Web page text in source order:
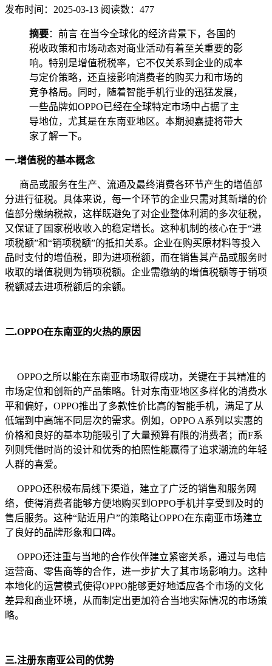
发布时间：2025-03-13 阅读数：477
摘要：前言 在当今全球化的经济背景下，各国的
税收政策和市场动态对商业活动有着至关重要的影
响。特别是增值税税率，它不仅关系到企业的成本
与定价策略，还直接影响消费者的购买力和市场的
竞争格局。同时，随着智能手机行业的迅猛发展，
一些品牌如OPPO已经在全球特定市场中占据了主
导地位，尤其是在东南亚地区。本期昶嘉捷将带大
家了解一下。
一.增值税的基本概念
商品或服务在生产、流通及最终消费各环节产生的增值部
分进行征税。具体来说，每一个环节的企业只需对其新增的价
值部分缴纳税款，这样既避免了对企业整体利润的多次征税，
又保证了国家税收收入的稳定增长。这种机制的核心在于“进
项税额”和“销项税额”的抵扣关系。企业在购买原材料等投入
品时支付的增值税，即为进项税额，而在销售其产品或服务时
收取的增值税则为销项税额。企业需缴纳的增值税额等于销项
税额减去进项税额后的余额。
二.OPPO在东南亚的火热的原因
OPPO之所以能在东南亚市场取得成功，关键在于其精准的
市场定位和创新的产品策略。针对东南亚地区多样化的消费水
平和偏好，OPPO推出了多款性价比高的智能手机，满足了从
低端到中高端不同层次的需求。例如，OPPO A系列以实惠的
价格和良好的基本功能吸引了大量预算有限的消费者；而F系
列则凭借时尚的设计和优秀的拍照性能赢得了追求潮流的年轻
人群的喜爱。
OPPO还积极布局线下渠道，建立了广泛的销售和服务网
络，使得消费者能够方便地购买到OPPO手机并享受到及时的
售后服务。这种“贴近用户”的策略让OPPO在东南亚市场建立
了良好的品牌形象和口碑。
OPPO还注重与当地的合作伙伴建立紧密关系，通过与电信
运营商、零售商等的合作，进一步扩大了其市场影响力。这种
本地化的运营模式使得OPPO能够更好地适应各个市场的文化
差异和商业环境，从而制定出更加符合当地实际情况的市场策
略。
三.注册东南亚公司的优势